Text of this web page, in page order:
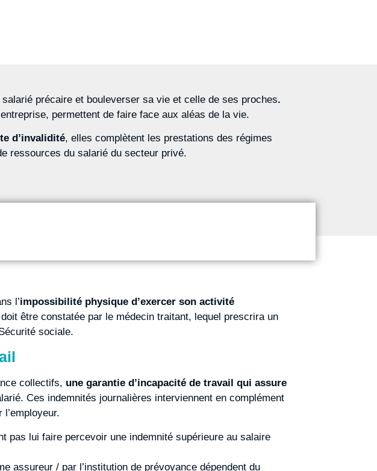
précaire et bouleverser sa vie et celle de ses proches.
permettent de faire face aux aléas de la vie.
d’invalidité, elles complètent les prestations des régimes
ressources du salarié du secteur privé.
l’impossibilité physique d’exercer son activité
être constatée par le médecin traitant, lequel prescrira un
sociale.
collectifs, une garantie d’incapacité de travail qui assure
Ces indemnités journalières interviennent en complément
pas lui faire percevoir une indemnité supérieure au salaire
assureur / par l’institution de prévoyance dépendent du